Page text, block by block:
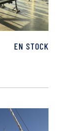
EN STOCK